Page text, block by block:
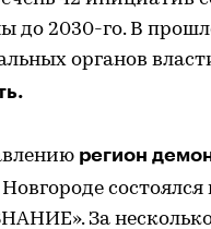
до 2030-го. В
органов
регион
состоялся
За